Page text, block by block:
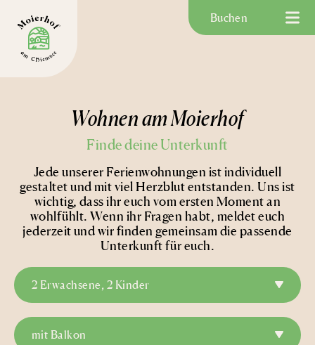
Buchen
Wohnen am Moierhof
Finde deine Unterkunft
Jede unserer Ferienwohnungen ist individuell
gestaltet und mit viel Herzblut entstanden. Uns ist
wichtig, dass ihr euch vom ersten Moment an
wohlfühlt. Wenn ihr Fragen habt, meldet euch
jederzeit und wir finden gemeinsam die passende
Unterkunft für euch.
2 Erwachsene, 2 Kinder
mit Balkon